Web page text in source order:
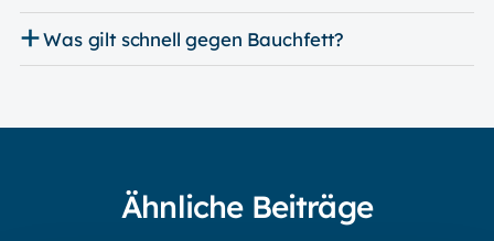
Was gilt schnell gegen Bauchfett?
Ähnliche Beiträge